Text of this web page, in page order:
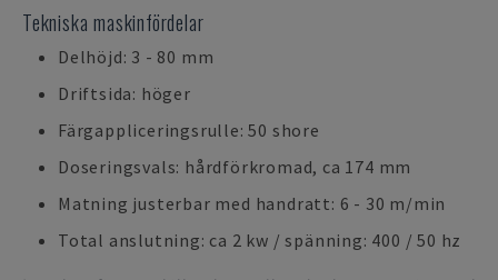
Tekniska maskinfördelar
Delhöjd: 3 - 80 mm
Driftsida: höger
Färgappliceringsrulle: 50 shore
Doseringsvals: hårdförkromad, ca 174 mm
Matning justerbar med handratt: 6 - 30 m/min
Total anslutning: ca 2 kw / spänning: 400 / 50 hz